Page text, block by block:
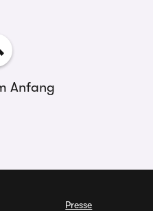
Anfang
Presse